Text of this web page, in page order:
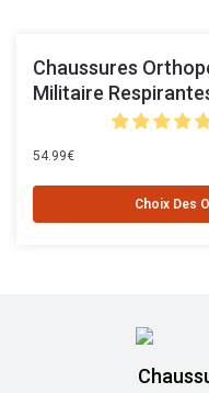
Chaussures
Militaire
54.99€
Choix Des